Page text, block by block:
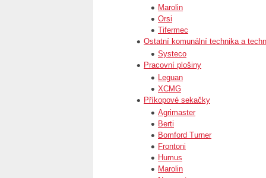
Marolin
Orsi
Tifermec
Ostatní komunální technika a
Systeco
Pracovní plošiny
Leguan
XCMG
Příkopové sekačky
Agrimaster
Berti
Bomford Turner
Frontoni
Humus
Marolin